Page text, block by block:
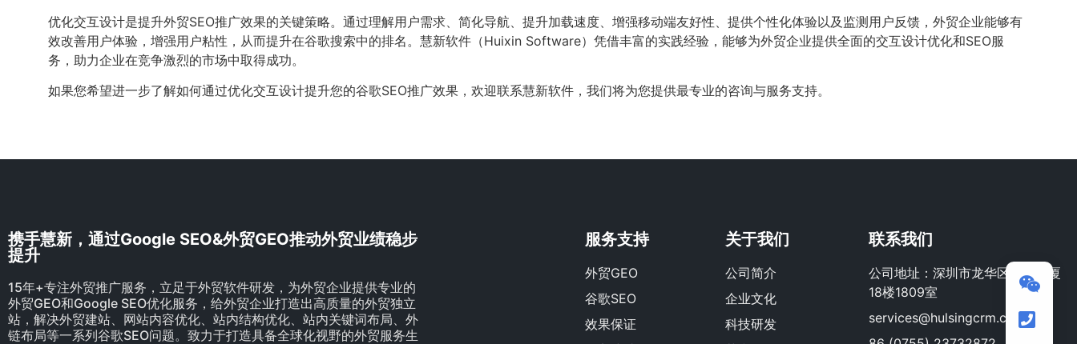
优化交互设计是提升外贸SEO推广效果的关键策略。通过理解用户需求、简化导航、提升加载速度、增强移动端友好性、提供个性化体验以及监测用户反馈，外贸企业能够有
效改善用户体验，增强用户粘性，从而提升在谷歌搜索中的排名。慧新软件（Huixin Software）凭借丰富的实践经验，能够为外贸企业提供全面的交互设计优化和SEO服
务，助力企业在竞争激烈的市场中取得成功。
如果您希望进一步了解如何通过优化交互设计提升您的谷歌SEO推广效果，欢迎联系慧新软件，我们将为您提供最专业的咨询与服务支持。
携手慧新，通过Google SEO&外贸GEO推动外贸业绩稳步
提升
15年+专注外贸推广服务，立足于外贸软件研发，为外贸企业提供专业的
外贸GEO和Google SEO优化服务，给外贸企业打造出高质量的外贸独立
站，解决外贸建站、网站内容优化、站内结构优化、站内关键词布局、外
链布局等一系列谷歌SEO问题。致力于打造具备全球化视野的外贸服务生
服务支持
外贸GEO
谷歌SEO
效果保证
关于我们
公司简介
企业文化
科技研发
联系我们
公司地址：深圳市龙华区荣群大厦
18楼1809室
services@hulsingcrm.com